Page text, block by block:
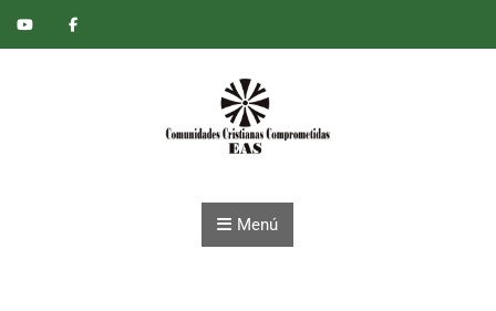
Saltar al contenido
Menú